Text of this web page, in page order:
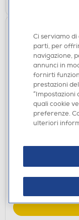
ACCESSORI HOME
NINTENDO -
Ritiro in
Ci serviamo
parti, per
navigazione,
annunci in
fornirti
prestazioni
“Impostazioni
quali cookie
preferenze.
ulteriori